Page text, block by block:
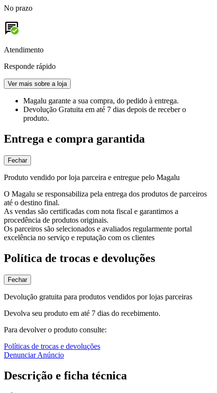
No prazo
Atendimento
Responde rápido
Ver mais sobre a loja
Magalu garante a sua compra, do pedido à entrega.
Devolução Gratuita em até 7 dias depois de receber o
produto.
Entrega e compra garantida
Fechar
Produto vendido por loja parceira e entregue pelo Magalu
O Magalu se responsabiliza pela entrega dos produtos de parceiros
até o destino final.
As vendas são certificadas com nota fiscal e garantimos a
procedência de produtos originais.
Os parceiros são selecionados e avaliados regularmente portal
excelência no serviço e reputação com os clientes
Política de trocas e devoluções
Fechar
Devolução gratuita para produtos vendidos por lojas parceiras
Devolva seu produto em até 7 dias do recebimento.
Para devolver o produto consulte:
Políticas de trocas e devoluções
Denunciar Anúncio
Descrição e ficha técnica